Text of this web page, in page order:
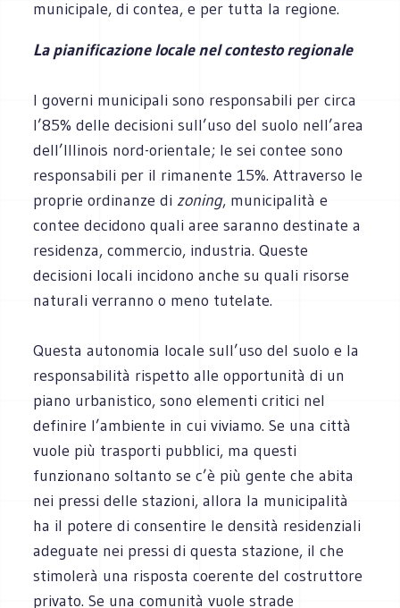
municipale, di contea, e per tutta la regione.
La pianificazione locale nel contesto regionale
I governi municipali sono responsabili per circa
l’85% delle decisioni sull’uso del suolo nell’area
dell’Illinois nord-orientale; le sei contee sono
responsabili per il rimanente 15%. Attraverso le
proprie ordinanze di zoning, municipalità e
contee decidono quali aree saranno destinate a
residenza, commercio, industria. Queste
decisioni locali incidono anche su quali risorse
naturali verranno o meno tutelate.
Questa autonomia locale sull’uso del suolo e la
responsabilità rispetto alle opportunità di un
piano urbanistico, sono elementi critici nel
definire l’ambiente in cui viviamo. Se una città
vuole più trasporti pubblici, ma questi
funzionano soltanto se c’è più gente che abita
nei pressi delle stazioni, allora la municipalità
ha il potere di consentire le densità residenziali
adeguate nei pressi di questa stazione, il che
stimolerà una risposta coerente del costruttore
privato. Se una comunità vuole strade